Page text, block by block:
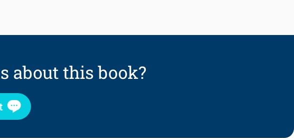
about this book?